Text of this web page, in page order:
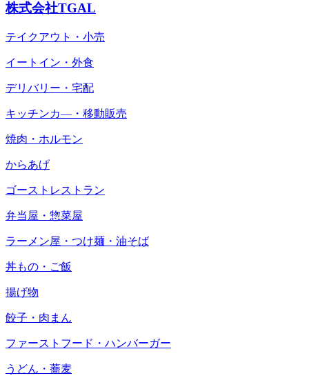
株式会社TGAL
テイクアウト・小売
イートイン・外食
デリバリー・宅配
キッチンカ―・移動販売
焼肉・ホルモン
からあげ
ゴーストレストラン
弁当屋・惣菜屋
ラーメン屋・つけ麺・油そば
丼もの・ご飯
揚げ物
餃子・肉まん
ファーストフード・ハンバーガー
うどん・蕎麦